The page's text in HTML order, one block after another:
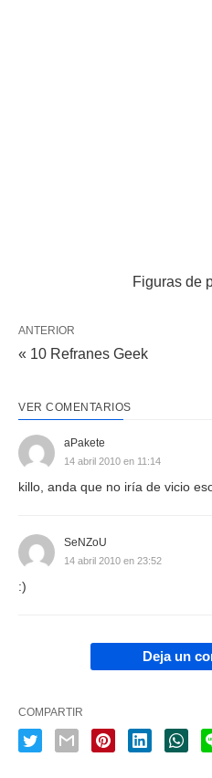
Figuras de
ANTERIOR
« 10 Refranes Geek
VER COMENTARIOS
aPakete
14 abril 2010 en 11:14
killo, anda que no iría de vicio
SeNZoU
14 abril 2010 en 23:52
:)
Deja un
COMPARTIR